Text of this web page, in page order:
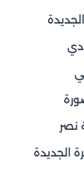
نصر
الجديدة